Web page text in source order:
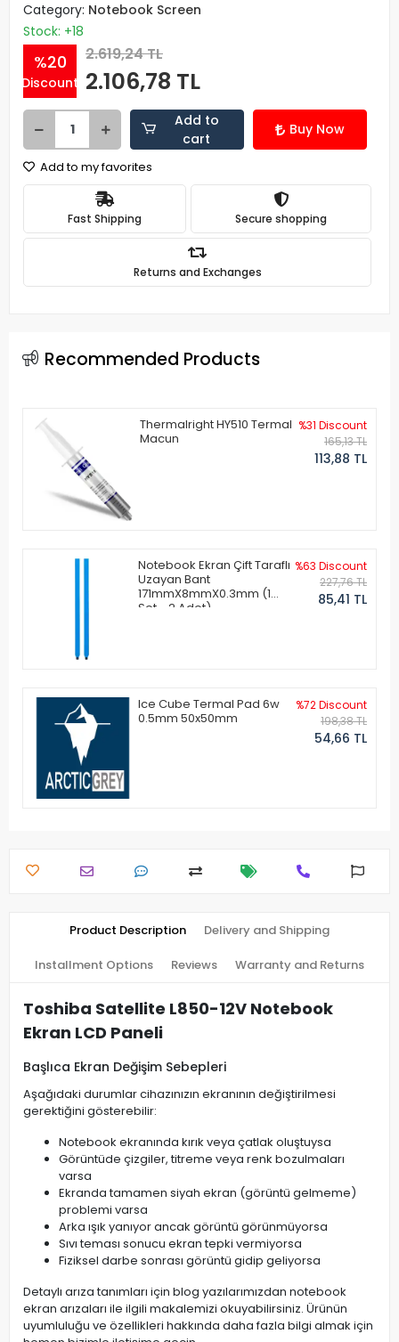
Category: Notebook Screen
Stock: +18
%20
Discount
2.619,24 TL
2.106,78 TL
Add to
cart
Buy Now
Add to my favorites
Fast Shipping Secure shopping
Returns and Exchanges
Recommended Products
Thermalright HY510 Termal
Macun
%31 Discount
165,13 TL
113,88 TL
Notebook Ekran Çift Taraflı
Uzayan Bant
171mmX8mmX0.3mm (1
Set - 2 Adet)
%63 Discount
227,76 TL
85,41 TL
Ice Cube Termal Pad 6w
0.5mm 50x50mm
%72 Discount
198,38 TL
54,66 TL
Product Description Delivery and Shipping
Installment Options Reviews Warranty and Returns
Toshiba Satellite L850-12V Notebook
Ekran LCD Paneli
Başlıca Ekran Değişim Sebepleri
Aşağıdaki durumlar cihazınızın ekranının değiştirilmesi
gerektiğini gösterebilir:
Notebook ekranında kırık veya çatlak oluştuysa
Görüntüde çizgiler, titreme veya renk bozulmaları
varsa
Ekranda tamamen siyah ekran (görüntü gelmeme)
problemi varsa
Arka ışık yanıyor ancak görüntü görünmüyorsa
Sıvı teması sonucu ekran tepki vermiyorsa
Fiziksel darbe sonrası görüntü gidip geliyorsa
Detaylı arıza tanımları için blog yazılarımızdan notebook
ekran arızaları ile ilgili makalemizi okuyabilirsiniz. Ürünün
uyumluluğu ve özellikleri hakkında daha fazla bilgi almak için